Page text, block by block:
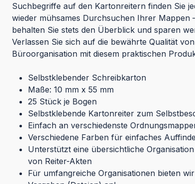
Suchbegriffe auf den Kartonreitern finden Sie
wieder mühsames Durchsuchen Ihrer Mappen
behalten Sie stets den Überblick und sparen
Verlassen Sie sich auf die bewährte Qualität
Büroorganisation mit diesem praktischen
Selbstklebender Schreibkarton
Maße: 10 mm x 55 mm
25 Stück je Bogen
Selbstklebende Kartonreiter zum
Einfach an verschiedenste
Verschiedene Farben für einfaches
Unterstützt eine übersichtliche
von Reiter-Akten
Für umfangreiche Organisationen bieten